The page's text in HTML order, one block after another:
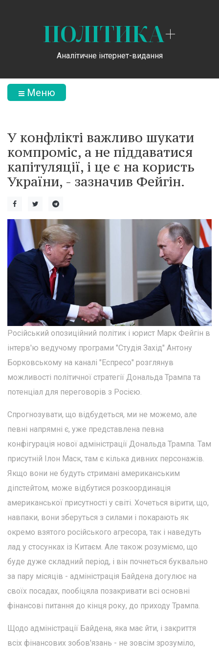
ПОЛІТИКА+
Аналітичне інтернет-видання
Меню
У конфлікті важливо шукати
компроміс, а не піддаватися
капітуляції, і це є на користь
України, - зазначив Фейгін.
Російський опозиційний політик і юрист Марк Фейгін в
інтерв'ю ведучому програми "Студія Захід" Антону
Борковському на каналі "Еспресо" розглянув
можливості політичної стратегії Дональда Трампа та
потенціал для переговорів з Росією.
Спрогнозувати, що відбудеться, ми не можемо, але
певні напрямні є, уже представлена певна
конфігурація нової адміністрації Дональда Трампа. Там
присутній Ілон Маск, там є кілька дивних персонажів.
Якщо вони не будуть стримані американським
діпстейтом, може відбутися розкоординація
американської присутності у світі. Хочеться вірити, що,
навпаки, вони зберуться з силами і покарають як
окремо взятого російського агресора, так і наведуть
лад у стосунках із Китаєм. Але також розуміємо, що
буде дуже складний період, і він почнеться буквально
за пару місяців - адміністрація Байдена догулює на
своїх посадах, пообіцяла позакривати всі основні
фінансові питання до кінця року, до приходу Трампа.
Щодо адміністрації Байдена, яка має йти, і закриття
всіх фінансових зобов'язань - не зовсім зрозуміло,